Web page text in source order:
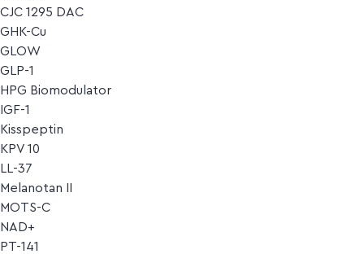
CJC 1295 DAC
GHK-Cu
GLOW
GLP-1
HPG Biomodulator
IGF-1
Kisspeptin
KPV 10
LL-37
Melanotan II
MOTS-C
NAD+
PT-141